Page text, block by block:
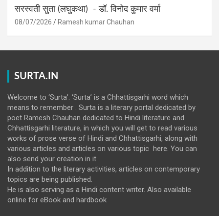
सरस्वती सुता (लघुकथा) ​- डॉ. विनोद कुमार वर्मा
08/07/2026 Ramesh kumar Chauhan
SURTA.IN
Welcome to ‘Surta’. ‘Surta’ is a Chhattisgarhi word which
means to remember . Surta is a literary portal dedicated by
poet Ramesh Chauhan dedicated to Hindi literature and
Chhattisgarhi literature, in which you will get to read various
works of prose verse of Hindi and Chhattisgarhi, along with
various articles and articles on various topic here. You can
also send your creation in it.
In addition to the literary activities, articles on contemporary
topics are being published.
He is also serving as a Hindi content writer. Also available
online for eBook and hardbook